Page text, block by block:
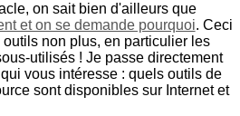
on sait bien d'ailleurs que
et on se demande pourquoi. Ceci
non plus, en particulier les
utilisés ! Je passe directement
vous intéresse : quels outils de
sont disponibles sur Internet et